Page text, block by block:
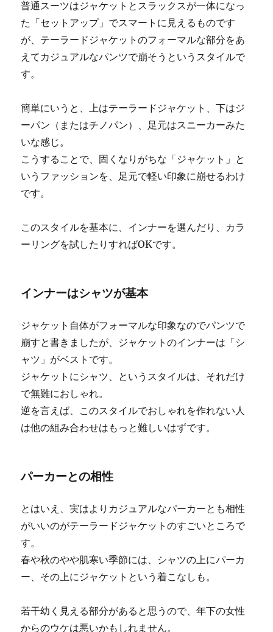
普通スーツはジャケットとスラックスが一体になっ
た「セットアップ」でスマートに見えるものです
が、テーラードジャケットのフォーマルな部分をあ
えてカジュアルなパンツで崩そうというスタイルで
す。
簡単にいうと、上はテーラードジャケット、下はジ
ーパン（またはチノパン）、足元はスニーカーみた
いな感じ。
こうすることで、固くなりがちな「ジャケット」と
いうファッションを、足元で軽い印象に崩せるわけ
です。
このスタイルを基本に、インナーを選んだり、カラ
ーリングを試したりすればOKです。
インナーはシャツが基本
ジャケット自体がフォーマルな印象なのでパンツで
崩すと書きましたが、ジャケットのインナーは「シ
ャツ」がベストです。
ジャケットにシャツ、というスタイルは、それだけ
で無難におしゃれ。
逆を言えば、このスタイルでおしゃれを作れない人
は他の組み合わせはもっと難しいはずです。
パーカーとの相性
とはいえ、実はよりカジュアルなパーカーとも相性
がいいのがテーラードジャケットのすごいところで
す。
春や秋のやや肌寒い季節には、シャツの上にパーカ
ー、その上にジャケットという着こなしも。
若干幼く見える部分があると思うので、年下の女性
からのウケは悪いかもしれません。